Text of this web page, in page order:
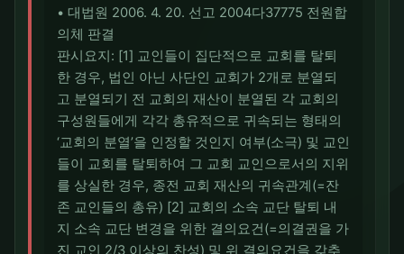
• 대법원 2006. 4. 20. 선고 2004다37775 전원합
의체 판결
판시요지: [1] 교인들이 집단적으로 교회를 탈퇴
한 경우, 법인 아닌 사단인 교회가 2개로 분열되
고 분열되기 전 교회의 재산이 분열된 각 교회의
구성원들에게 각각 총유적으로 귀속되는 형태의
‘교회의 분열’을 인정할 것인지 여부(소극) 및 교인
들이 교회를 탈퇴하여 그 교회 교인으로서의 지위
를 상실한 경우, 종전 교회 재산의 귀속관계(=잔
존 교인들의 총유) [2] 교회의 소속 교단 탈퇴 내
지 소속 교단 변경을 위한 결의요건(=의결권을 가
진 교인 2/3 이상의 찬성) 및 위 결의요건을 갖추